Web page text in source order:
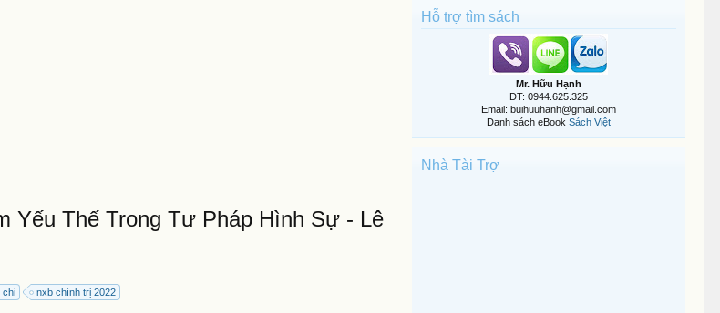
Yếu Thế Trong Tư Pháp Hình Sự - Lê
chi nxb chính trị 2022
Hỗ trợ tìm sách
Mr. Hữu Hạnh
ĐT: 0944.625.325
Email: buihuuhanh@gmail.com
Danh sách eBook Sách Việt
Nhà Tài Trợ